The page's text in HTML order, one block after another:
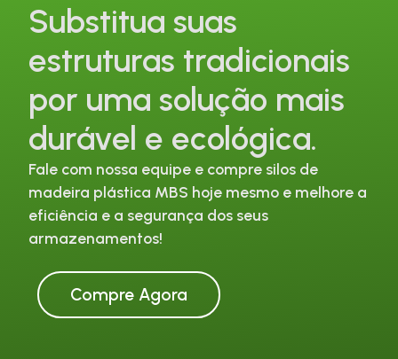
Substitua suas
estruturas tradicionais
por uma solução mais
durável e ecológica.
Fale com nossa equipe e compre silos de
madeira plástica MBS hoje mesmo e melhore a
eficiência e a segurança dos seus
armazenamentos!
Compre Agora